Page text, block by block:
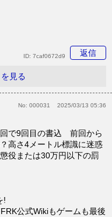
返信
ID: 7caf0672d9
見る
No: 000031 2025/03/13 05:36
で9回目の書込 前回から
高さ4メートル標識に迷惑
役または30万円以下の罰
!
公式Wikiもゲームも最後